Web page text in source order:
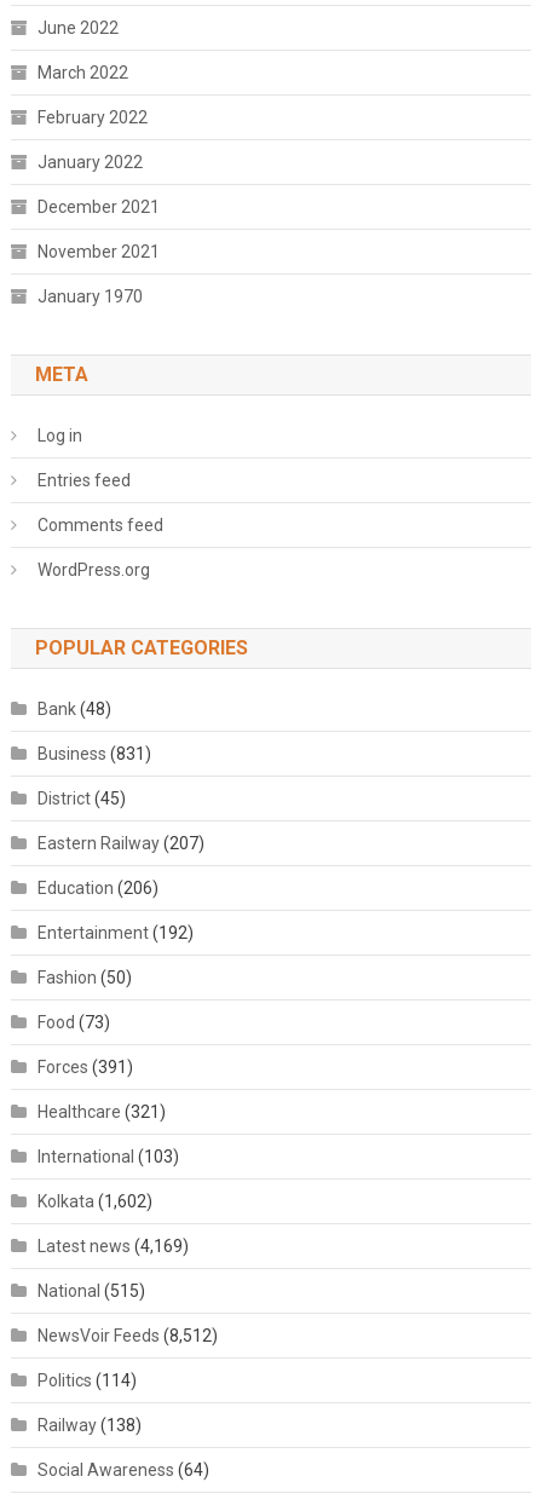
June 2022
March 2022
February 2022
January 2022
December 2021
November 2021
January 1970
META
Log in
Entries feed
Comments feed
WordPress.org
POPULAR CATEGORIES
Bank(48)
Business (831)
District(45)
Eastern Railway(207)
Education (206)
Entertainment(192)
Fashion (50)
Food (73)
Forces (391)
Healthcare (321)
International (103)
Kolkata (1,602)
Latest news (4,169)
National (515)
NewsVoir Feeds (8,512)
Politics (114)
Railway(138)
Social Awareness (64)